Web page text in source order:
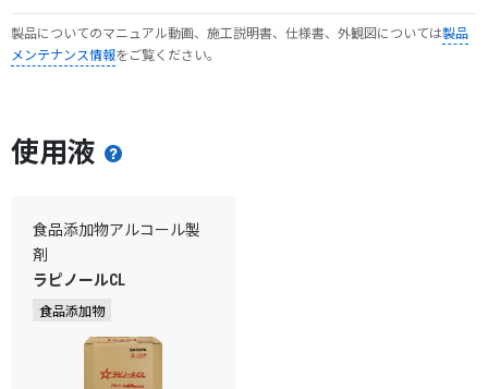
製品についてのマニュアル動画、施工説明書、仕様書、外観図については製品
メンテナンス情報をご覧ください。
使用液
食品添加物アルコール製
剤
ラピノールCL
食品添加物